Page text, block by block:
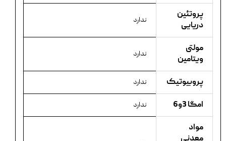
پروتئین
دریایی
ندارد
مولتی
ویتامین
ندارد
پروبیوتیک ندارد
امگا 3و6 ندارد
مواد